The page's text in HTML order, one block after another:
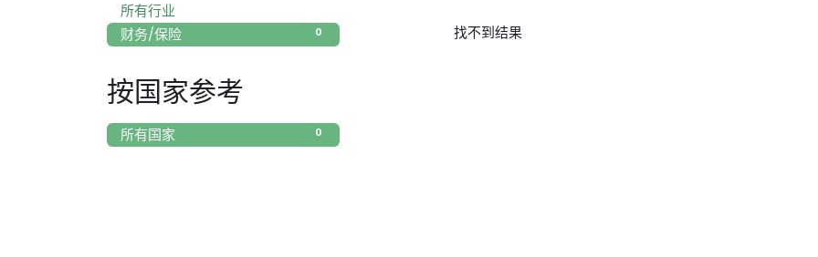
所有行业
0
财务/保险
按国家参考
0
所有国家
找不到结果